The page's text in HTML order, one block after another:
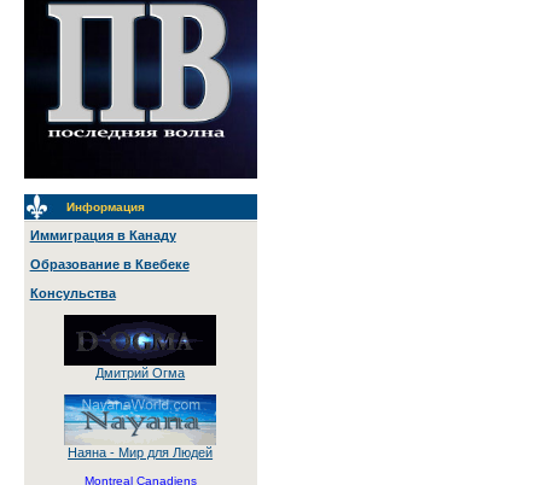
Информация
Иммиграция в Канаду
Образование в Квебеке
Консульства
Дмитрий Огма
Наяна - Мир для Людей
Montreal Canadiens